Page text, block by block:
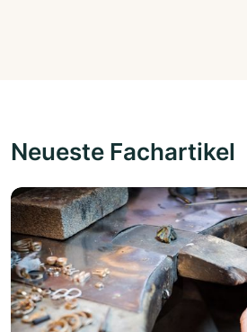
Neueste Fachartikel